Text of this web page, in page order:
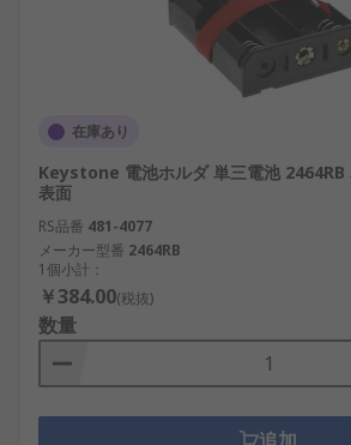
在庫あり
Keystone 電池ホルダ 単三電池 2464RB
表面
RS品番 481-4077
メーカー型番 2464RB
1個小計：
￥384.00(税抜)
数量